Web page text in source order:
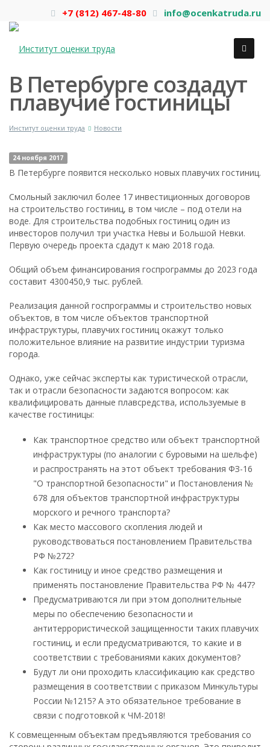
info@ocenkatruda.ru
+7 (812) 467-48-80
В Петербурге создадут
плавучие гостиницы
Институт оценки труда Новости
24 ноября 2017
В Петербурге появится несколько новых плавучих гостиниц.
Смольный заключил более 17 инвестиционных договоров
на строительство гостиниц, в том числе – под отели на
воде. Для строительства подобных гостиниц один из
инвесторов получил три участка Невы и Большой Невки.
Первую очередь проекта сдадут к маю 2018 года.
Общий объем финансирования госпрограммы до 2023 года
составит 4300450,9 тыс. рублей.
Реализация данной госпрограммы и строительство новых
объектов, в том числе объектов транспортной
инфраструктуры, плавучих гостиниц окажут только
положительное влияние на развитие индустрии туризма
города.
Однако, уже сейчас эксперты как туристической отрасли,
так и отрасли безопасности задаются вопросом: как
квалифицировать данные плавсредства, используемые в
качестве гостиницы:
Как транспортное средство или объект транспортной
инфраструктуры (по аналогии с буровыми на шельфе)
и распространять на этот объект требования ФЗ-16
"О транспортной безопасности" и Постановления №
678 для объектов транспортной инфраструктуры
морского и речного транспорта?
Как место массового скопления людей и
руководствоваться постановлением Правительства
РФ №272?
Как гостиницу и иное средство размещения и
применять постановление Правительства РФ № 447?
Предусматриваются ли при этом дополнительные
меры по обеспечению безопасности и
антитеррористической защищенности таких плавучих
гостиниц, и если предусматриваются, то какие и в
соответствии с требованиями каких документов?
Будут ли они проходить классификацию как средство
размещения в соответствии с приказом Минкультуры
России №1215? А это обязательное требование в
связи с подготовкой к ЧМ-2018!
К совмещенным объектам предъявляются требования со